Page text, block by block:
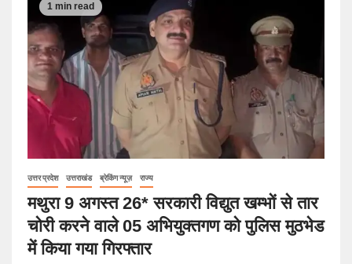
1 min read
उत्तर प्रदेश उत्तराखंड ब्रेकिंग न्यूज़ राज्य
मथुरा 9 अगस्त 26* सरकारी विद्युत खम्भों से तार
चोरी करने वाले 05 अभियुक्तगण को पुलिस मुठभेड
में किया गया गिरफ्तार